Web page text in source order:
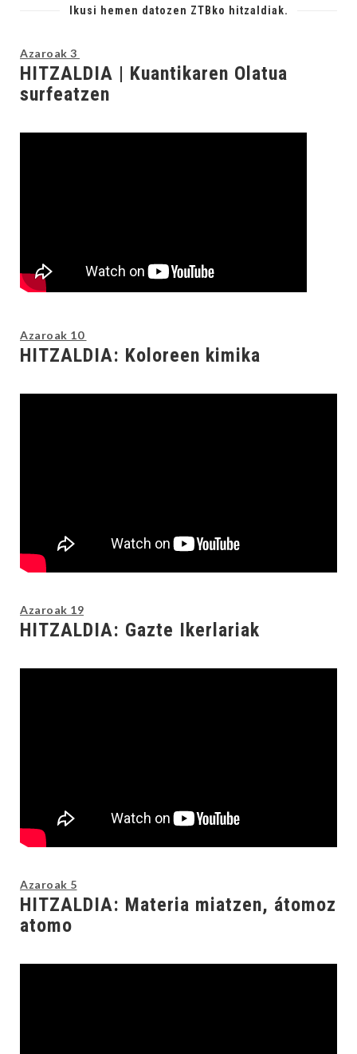
Ikusi hemen datozen ZTBko hitzaldiak.
Azaroak 3
HITZALDIA | Kuantikaren Olatua
surfeatzen
Azaroak 10
HITZALDIA: Koloreen kimika
Azaroak 19
HITZALDIA: Gazte Ikerlariak
Azaroak 5
HITZALDIA: Materia miatzen, átomoz
atomo